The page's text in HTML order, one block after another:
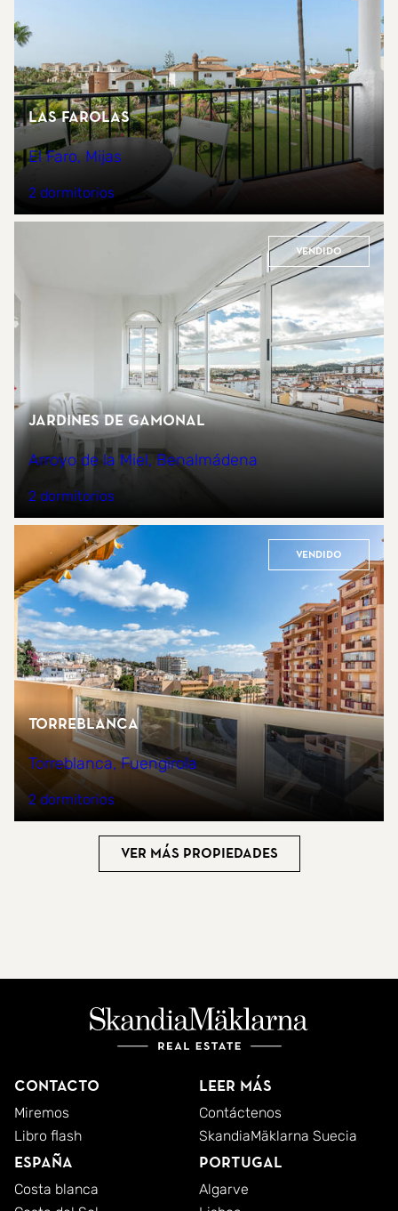
Las Farolas
El Faro, Mijas
2 dormitorios
Vendido
Jardines de Gamonal
Arroyo de la Miel, Benalmádena
2 dormitorios
Vendido
Torreblanca
Torreblanca, Fuengirola
2 dormitorios
Ver más propiedades
Contacto
Miremos
Libro flash
Leer más
Contáctenos
SkandiaMäklarna Suecia
España
Costa blanca
Portugal
Algarve